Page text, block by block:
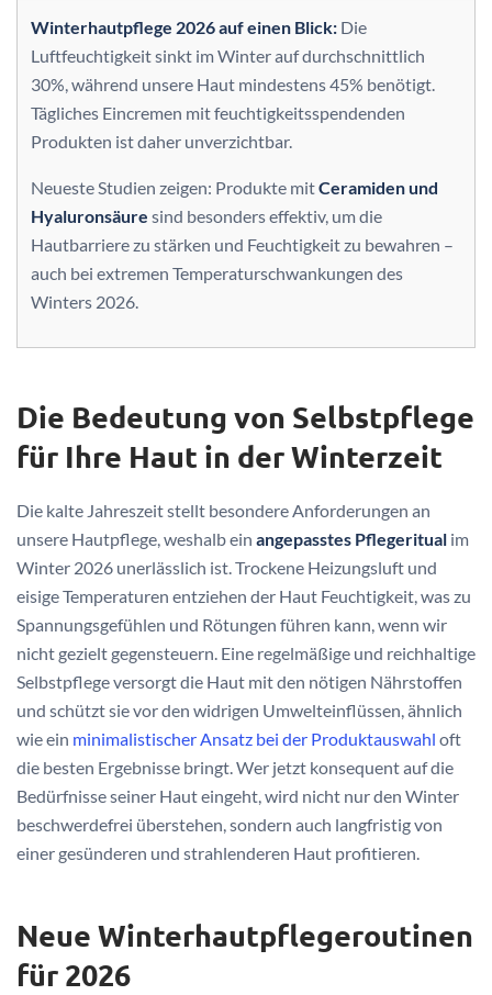
Winterhautpflege 2026 auf einen Blick: Die
Luftfeuchtigkeit sinkt im Winter auf durchschnittlich
30%, während unsere Haut mindestens 45% benötigt.
Tägliches Eincremen mit feuchtigkeitsspendenden
Produkten ist daher unverzichtbar.
Neueste Studien zeigen: Produkte mitCeramiden und
Hyaluronsäure sind besonders effektiv, um die
Hautbarriere zu stärken und Feuchtigkeit zu bewahren –
auch bei extremen Temperaturschwankungen des
Winters 2026.
Die Bedeutung von Selbstpflege
für Ihre Haut in der Winterzeit
Die kalte Jahreszeit stellt besondere Anforderungen an
unsere Hautpflege, weshalb ein angepasstes Pflegeritual im
Winter 2026 unerlässlich ist. Trockene Heizungsluft und
eisige Temperaturen entziehen der Haut Feuchtigkeit, was zu
Spannungsgefühlen und Rötungen führen kann, wenn wir
nicht gezielt gegensteuern. Eine regelmäßige und reichhaltige
Selbstpflege versorgt die Haut mit den nötigen Nährstoffen
und schützt sie vor den widrigen Umwelteinflüssen, ähnlich
wie ein minimalistischer Ansatz bei der Produktauswahl oft
die besten Ergebnisse bringt. Wer jetzt konsequent auf die
Bedürfnisse seiner Haut eingeht, wird nicht nur den Winter
beschwerdefrei überstehen, sondern auch langfristig von
einer gesünderen und strahlenderen Haut profitieren.
Neue Winterhautpflegeroutinen
für 2026